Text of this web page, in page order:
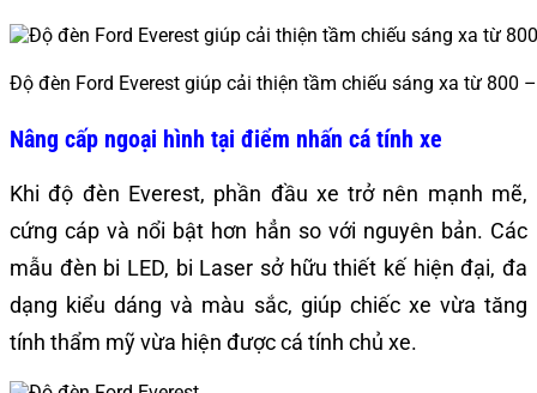
Độ đèn Ford Everest giúp cải thiện tầm chiếu sáng xa từ 800
Nâng cấp ngoại hình tại điểm nhấn cá tính xe
Khi độ đèn Everest, phần đầu xe trở nên mạnh mẽ,
cứng cáp và nổi bật hơn hẳn so với nguyên bản. Các
mẫu đèn bi LED, bi Laser sở hữu thiết kế hiện đại, đa
dạng kiểu dáng và màu sắc, giúp chiếc xe vừa tăng
tính thẩm mỹ vừa hiện được cá tính chủ xe.